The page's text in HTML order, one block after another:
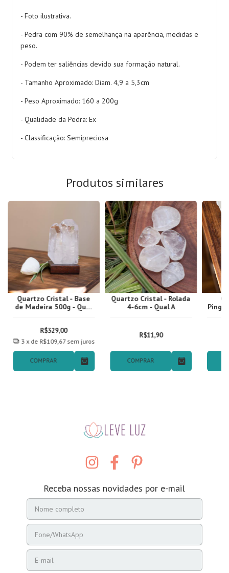
- Foto ilustrativa.
- Pedra com 90% de semelhança na aparência, medidas e
peso.
- Podem ter saliências devido sua formação natural.
- Tamanho Aproximado: Diam. 4,9 a 5,3cm
- Peso Aproximado: 160 a 200g
- Qualidade da Pedra: Ex
- Classificação: Semipreciosa
Produtos similares
Quartzo Cristal - Base
de Madeira 500g - Qual
R$329,00
3 x de R$109,67 sem juros
COMPRAR
Quartzo Cristal - Rolada
4-6cm - Qual A
R$11,90
COMPRAR
Receba nossas novidades por e-mail